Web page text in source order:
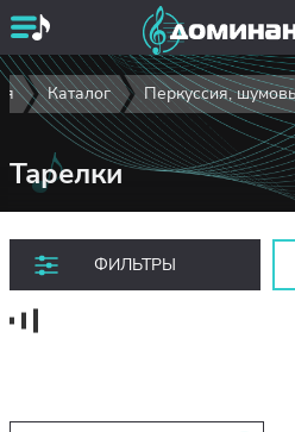
Каталог Перкуссия,
Тарелки
ФИЛЬТРЫ